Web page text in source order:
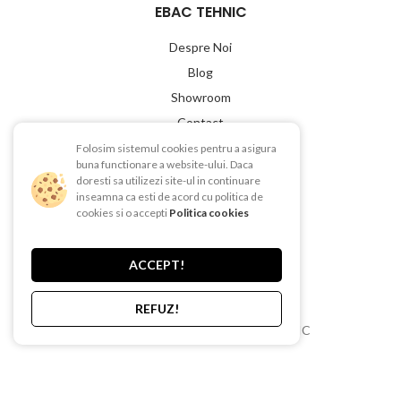
EBAC TEHNIC
Despre Noi
Blog
Showroom
Contact
LINK-URI UTILE
Termeni si conditii
Politica de Confientialitate
Politica de retur
Livrare si plata
Copyright © 2015-2025 EBAC TEHNIC
Folosim sistemul cookies pentru a asigura
buna functionare a website-ului. Daca
doresti sa utilizezi site-ul in continuare
inseamna ca esti de acord cu politica de
cookies si o accepti Politica cookies
ACCEPT!
REFUZ!